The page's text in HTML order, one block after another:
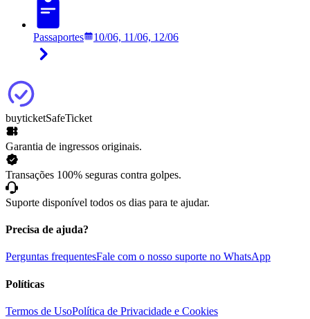
Passaportes 10/06, 11/06, 12/06
buyticketSafeTicket
Garantia de ingressos originais.
Transações 100% seguras contra golpes.
Suporte disponível todos os dias para te ajudar.
Precisa de ajuda?
Perguntas frequentesFale com o nosso suporte no WhatsApp
Políticas
Termos de UsoPolítica de Privacidade e Cookies